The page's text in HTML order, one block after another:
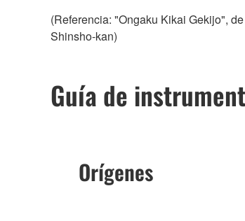
(Referencia: "Ongaku Kikai Gekijo",
Shinsho-kan)
Guía de
Orígenes